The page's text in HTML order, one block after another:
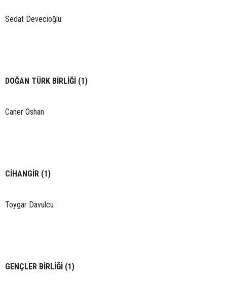
Sedat Devecioğlu
DOĞAN TÜRK BİRLİĞİ (1)
Caner Oshan
CİHANGİR (1)
Toygar Davulcu
GENÇLER BİRLİĞİ (1)